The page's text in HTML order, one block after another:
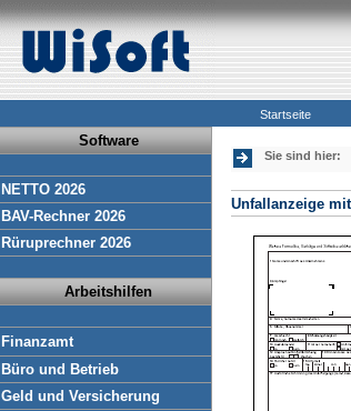
Startseite
Software
NETTO 2026
BAV-Rechner 2026
Rüruprechner 2026
Arbeitshilfen
Finanzamt
Büro und Betrieb
Geld und Versicherung
Sie sind hier:
Unfallanzeige